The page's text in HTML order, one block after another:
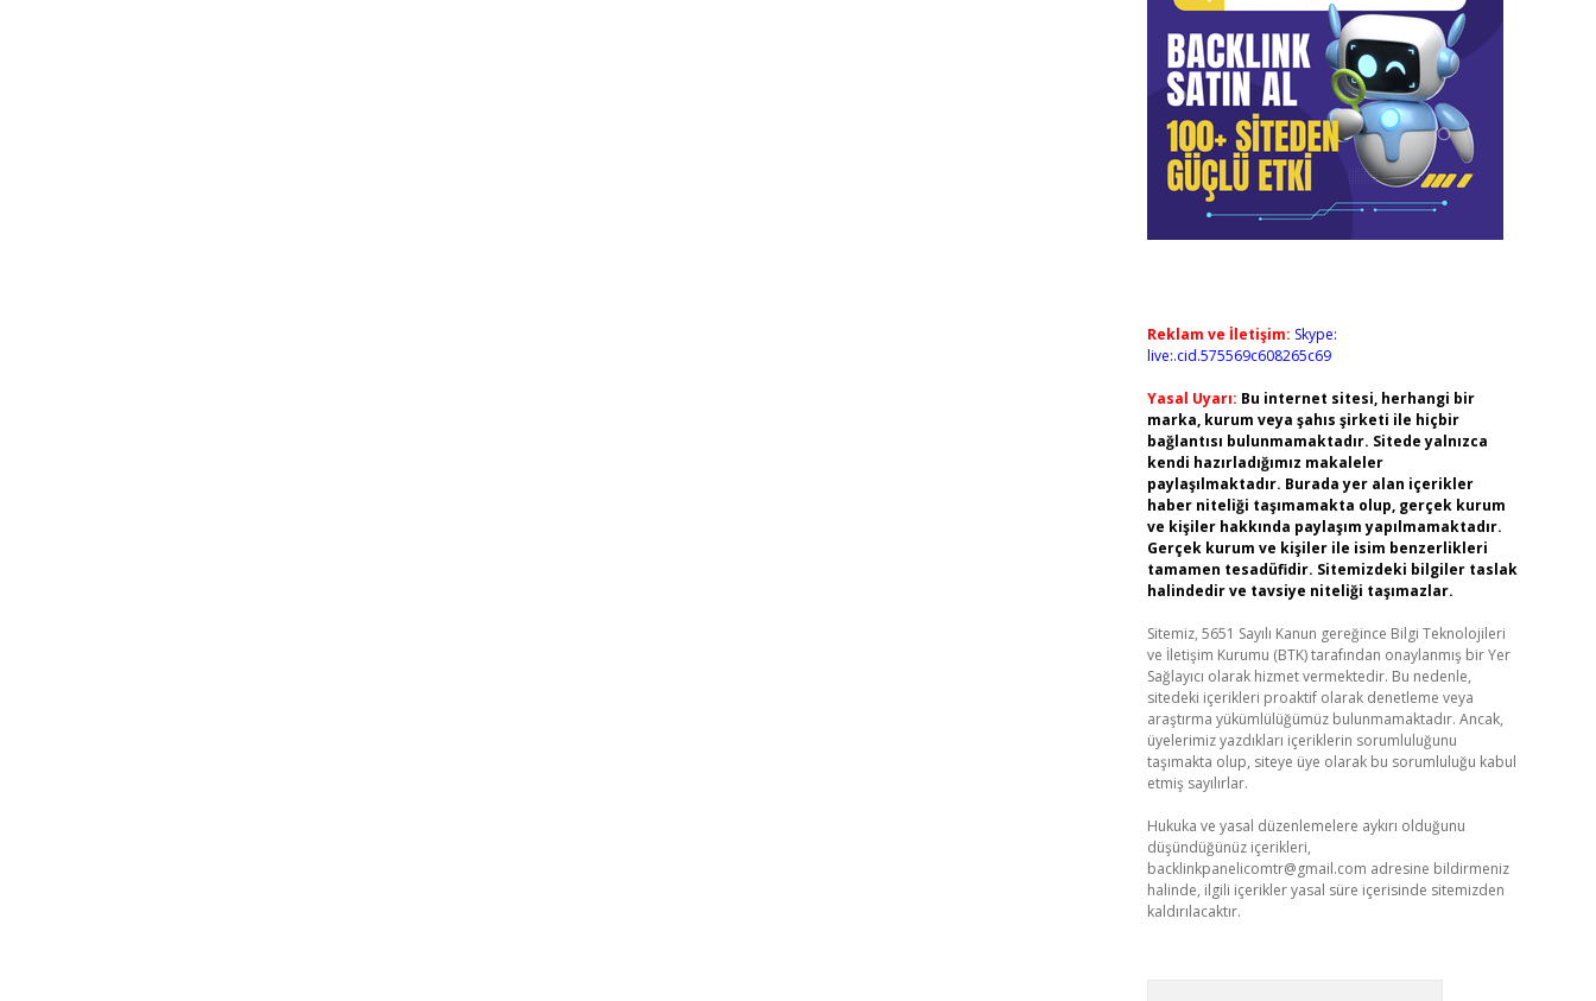
Reklam ve İletişim: Skype:
live:.cid.575569c608265c69
Yasal Uyarı: Bu internet sitesi, herhangi bir
marka, kurum veya şahıs şirketi ile hiçbir
bağlantısı bulunmamaktadır. Sitede yalnızca
kendi hazırladığımız makaleler
paylaşılmaktadır. Burada yer alan içerikler
haber niteliği taşımamakta olup, gerçek kurum
ve kişiler hakkında paylaşım yapılmamaktadır.
Gerçek kurum ve kişiler ile isim benzerlikleri
tamamen tesadüfidir. Sitemizdeki bilgiler taslak
halindedir ve tavsiye niteliği taşımazlar.
Sitemiz, 5651 Sayılı Kanun gereğince Bilgi Teknolojileri
ve İletişim Kurumu (BTK) tarafından onaylanmış bir Yer
Sağlayıcı olarak hizmet vermektedir. Bu nedenle,
sitedeki içerikleri proaktif olarak denetleme veya
araştırma yükümlülüğümüz bulunmamaktadır. Ancak,
üyelerimiz yazdıkları içeriklerin sorumluluğunu
taşımakta olup, siteye üye olarak bu sorumluluğu kabul
etmiş sayılırlar.
Hukuka ve yasal düzenlemelere aykırı olduğunu
düşündüğünüz içerikleri,
backlinkpanelicomtr@gmail.com adresine bildirmeniz
halinde, ilgili içerikler yasal süre içerisinde sitemizden
kaldırılacaktır.